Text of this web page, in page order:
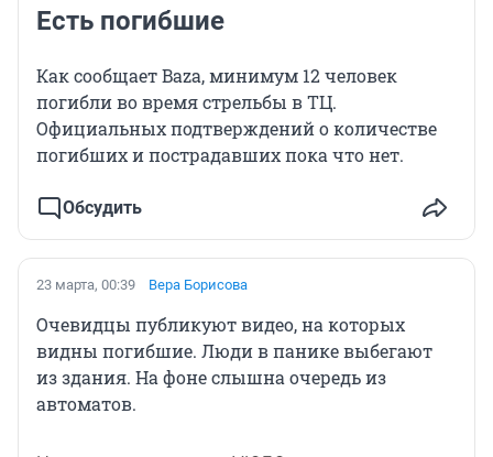
Есть погибшие
Как сообщает Baza, минимум 12 человек
погибли во время стрельбы в ТЦ.
Официальных подтверждений о количестве
погибших и пострадавших пока что нет.
Обсудить
23 марта, 00:39 Вера Борисова
Очевидцы публикуют видео, на которых
видны погибшие. Люди в панике выбегают
из здания. На фоне слышна очередь из
автоматов.